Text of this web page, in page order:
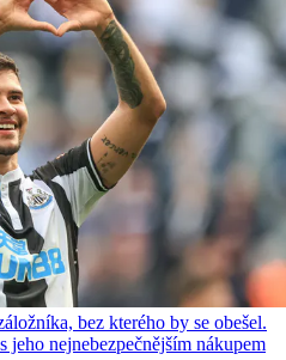
bez kterého by se obešel.
jeho nejnebezpečnějším nákupem